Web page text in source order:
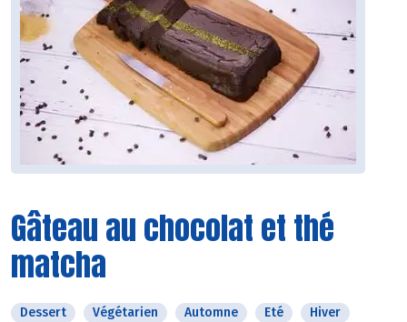
Gâteau au chocolat et thé
matcha
Dessert Végétarien Automne Eté
Hiver